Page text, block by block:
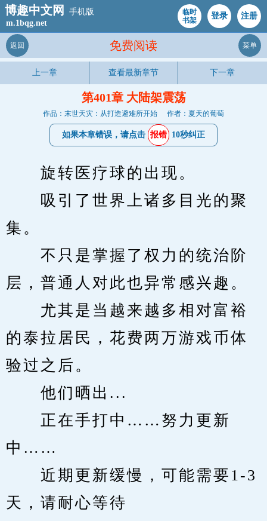
博趣中文网
手机版
m.1bqg.net
临时
书架
登录 注册
免费阅读
返回 菜单
上一章 查看最新章节 下一章
第401章 大陆架震荡
作品：末世天灾：从打造避难所开始 作者：夏天的葡萄
如果本章错误，请点击 报错 10秒纠正
旋转医疗球的出现。
吸引了世界上诸多目光的聚
集。
不只是掌握了权力的统治阶
层，普通人对此也异常感兴趣。
尤其是当越来越多相对富裕
的泰拉居民，花费两万游戏币体
验过之后。
他们晒出...
正在手打中……努力更新
中……
近期更新缓慢，可能需要1-3
天，请耐心等待